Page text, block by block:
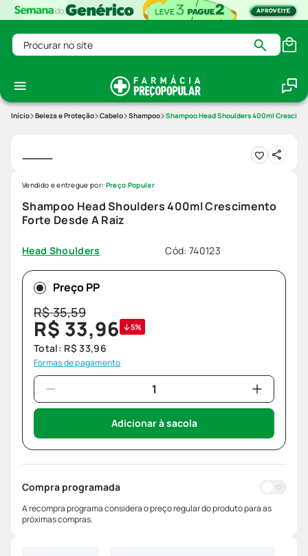
Procurar no site
Beleza e Proteção Cabelo Shampoo Shampoo Head Shoulders 400ml
Shampoo Head Shoulders 400ml Crescimento
Forte Desde A Raiz
Head Shoulders Cód:740123
Vendido e entregue por: Preço Popular
Preço PP
R$35,59
R$ 33,96 5%
Total: R$ 33,96
Formas de pagamento
Adicionar à sacola
Compra programada
A recompra programa considera o preço regular do produto para as
próximas compras.